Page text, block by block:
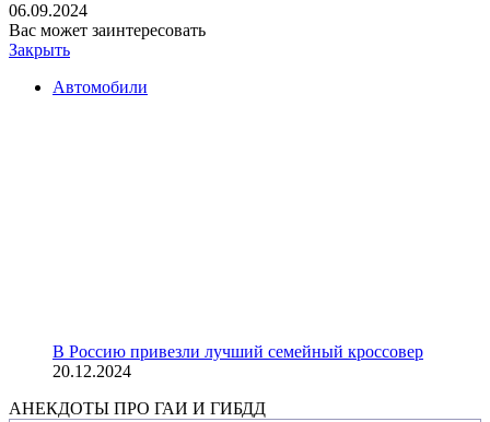
06.09.2024
Вас может заинтересовать
Закрыть
Автомобили
В Россию привезли лучший семейный кроссовер
20.12.2024
АНЕКДОТЫ ПРО ГАИ И ГИБДД